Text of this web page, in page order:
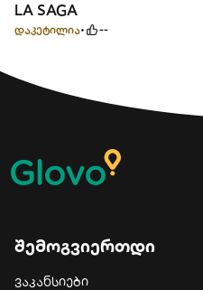
LA SAGA
დაკეტილია --
შემოგვიერთდი
ვაკანსიები